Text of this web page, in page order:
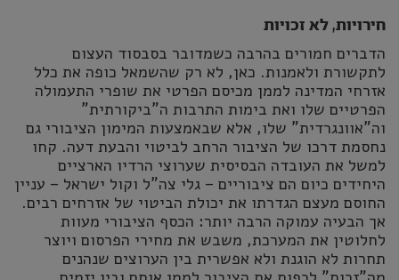
חירויות, לא זכויות
הדברים חמורים בהרבה כשמדובר בסבסוד העצום
לתקשורת ולאמנות. כאן, לא רק שהשמאל כופה את כלל
אזרחי המדינה לממן מכיסם הפרטי את שופרי התעמולה
הפרטיים שלו ואת בימות התרבות ה"ביקורתית"
וה"אוונגרדית" שלו, אלא שבאמצעות המימון הציבורי גם
נחסמת דרכו של הציבור הרחב לביטוי והבעת דעה. קחו
למשל את העובדה הבסיסית שערוצי הרדיו הארציים
היחידים כיום הם ציבוריים – גלי צה"ל וקול ישראל – עניין
החוסם מעצם הגדרתו את יכולת הביטוי של אזרחים רבים.
אך הבעיה עמוקה הרבה יותר: הכסף הציבורי מעוות
לחלוטין את המערכת, משבש את מחירי הפרסום ויוצר
תחרות לא הוגנת ולא אפשרית בין הערוצים שנהנים